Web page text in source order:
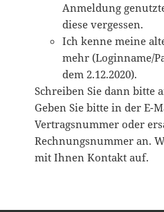
Anmeldung
diese vergessen.
Ich kenne meine
mehr (Loginname/
dem 2.12.2020).
Schreiben Sie dann bitte
Geben Sie bitte in der E-
Vertragsnummer oder
Rechnungsnummer an.
mit Ihnen Kontakt auf.